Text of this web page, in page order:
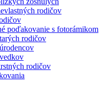
rodičov
poďakovanie s fotorámikom
rodičov
rodičov